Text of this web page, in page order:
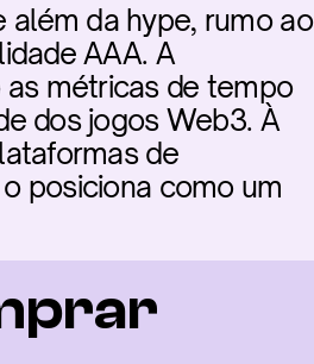
da hype, rumo ao
AAA. A
métricas de tempo
dos jogos Web3. À
de
posiciona como um